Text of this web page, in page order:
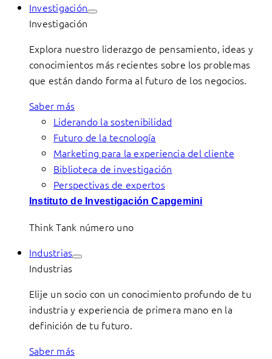
Investigación
Investigación
Explora nuestro liderazgo de pensamiento, ideas y
conocimientos más recientes sobre los problemas
que están dando forma al futuro de los negocios.
Saber más
Liderando la sostenibilidad
Futuro de la tecnología
Marketing para la experiencia del cliente
Biblioteca de investigación
Perspectivas de expertos
Instituto de Investigación Capgemini
Think Tank número uno
Industrias
Industrias
Elije un socio con un conocimiento profundo de tu
industria y experiencia de primera mano en la
definición de tu futuro.
Saber más